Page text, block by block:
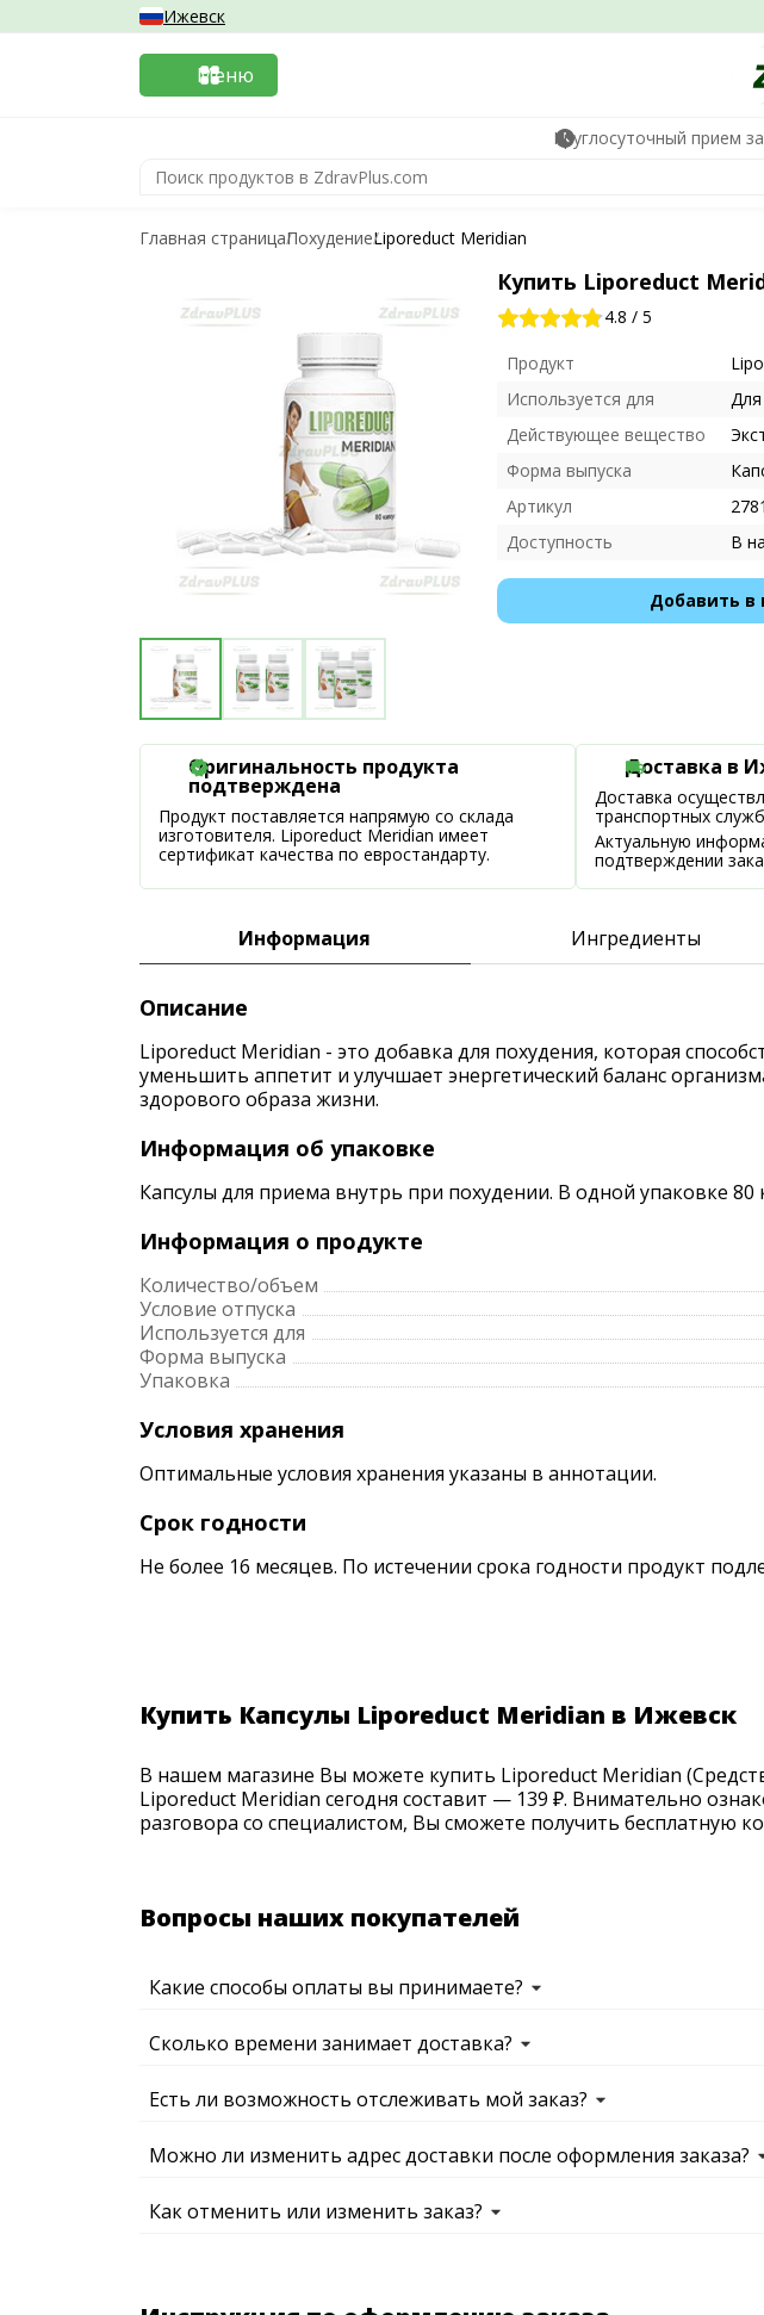
Ижевск
Меню
Круглосуточный прием
Главная страницаПохудениеLiporeduct Meridian
Купить Liporeduct
4.8 / 5
Продукт
Используется для
Для
Действующее вещество
Форма выпуска
Артикул
Доступность
В
Добавить в
Оригинальность продукта
подтверждена
Продукт поставляется напрямую со склада
изготовителя. Liporeduct Meridian имеет
сертификат качества по евростандарту.
Доставка в
Доставка
транспортных
Актуальную
подтверждении
Информация Ингредиенты
Описание
Liporeduct Meridian - это добавка для похудения, которая
уменьшить аппетит и улучшает энергетический баланс
здорового образа жизни.
Информация об упаковке
Капсулы для приема внутрь при похудении. В одной упаковке 80
Информация о продукте
Количество/объем
Условие отпуска
Используется для
Форма выпуска
Упаковка
Условия хранения
Оптимальные условия хранения указаны в аннотации.
Срок годности
Не более 16 месяцев. По истечении срока годности продукт
Купить Капсулы Liporeduct Meridian в Ижевск
В нашем магазине Вы можете купить Liporeduct Meridian
Liporeduct Meridian сегодня составит — 139 ₽. Внимательно
разговора со специалистом, Вы сможете получить бесплатную
Вопросы наших покупателей
Какие способы оплаты вы принимаете?
Сколько времени занимает доставка?
Есть ли возможность отслеживать мой заказ?
Можно ли изменить адрес доставки после оформления заказа?
Как отменить или изменить заказ?